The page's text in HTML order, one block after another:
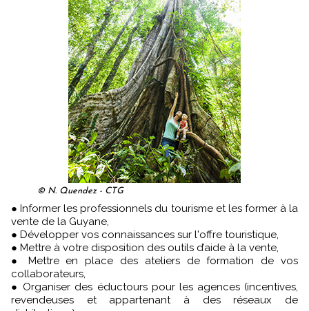
© N. Quendez - CTG
● Informer les professionnels du tourisme et les former à la
vente de la Guyane,
● Développer vos connaissances sur l'offre touristique,
● Mettre à votre disposition des outils d’aide à la vente,
● Mettre en place des ateliers de formation de vos
collaborateurs,
● Organiser des éductours pour les agences (incentives,
revendeuses et appartenant à des réseaux de